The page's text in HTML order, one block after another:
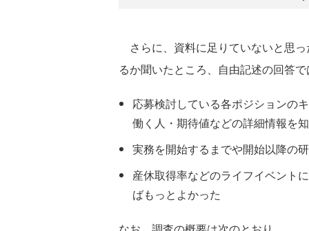
さらに、資料に足りていないと思
るか聞いたところ、自由記述の回答
応募検討している各ポジションの
働く人・期待値などの詳細情報を
実務を開始するまでや開始以降の
産休取得率などのライフイベント
ばもっとよかった